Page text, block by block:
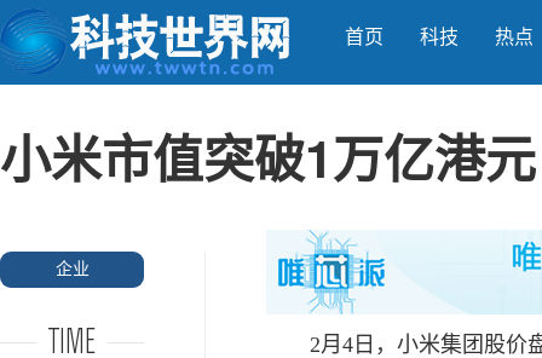
首页 科技 热点
小米市值突破1万亿港元
企业
TIME
2月4日，小米集团股价盘